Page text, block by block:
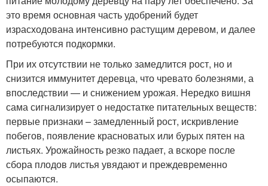
это время основная часть удобрений будет
израсходована интенсивно растущим деревом, и далее
потребуются подкормки.
При их отсутствии не только замедлится рост, но и
снизится иммунитет деревца, что чревато болезнями, а
впоследствии — и снижением урожая. Нередко вишня
сама сигнализирует о недостатке питательных веществ:
первые признаки – замедленный рост, искривление
побегов, появление красноватых или бурых пятен на
листьях. Урожайность резко падает, а вскоре после
сбора плодов листья увядают и преждевременно
осыпаются.